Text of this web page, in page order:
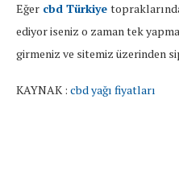
Eğer cbd Türkiye
ediyor iseniz o zaman tek
girmeniz ve sitemiz üzerinden
KAYNAK : cbd yağı fiyatları